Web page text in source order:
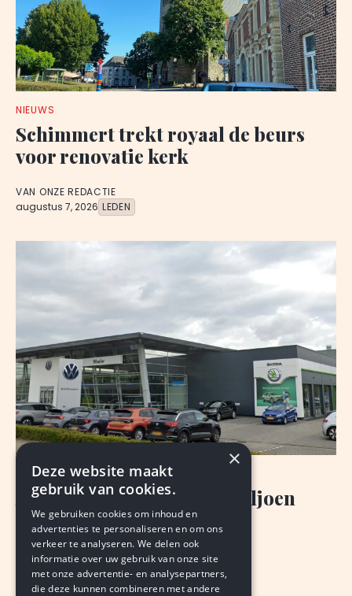
NIEUWS
Schimmert trekt royaal de beurs
voor renovatie kerk
VAN ONZE REDACTIE
augustus 7, 2026 LEDEN
NIEUWS
Autobedrijf Wealer: 207 miljoen
omzet en meer winst
PETER EBERSON
augustus 7, 2026 LEDEN
×
Deze website maakt
gebruik van cookies.
We gebruiken cookies om inhoud en
advertenties te personaliseren en om ons
verkeer te analyseren. We delen ook
informatie over uw gebruik van onze site
met onze advertentie- en analysepartners,
die deze kunnen combineren met andere